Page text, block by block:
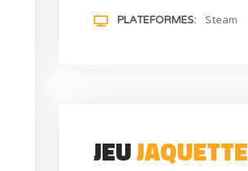
PLATEFORMES Steam
JEUJAQUETTE